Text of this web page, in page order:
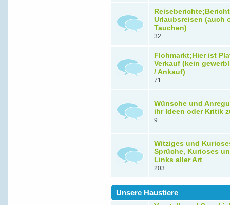
Urlaubsreisen (auch
Tauchen)
32
Flohmarkt;Hier ist
Verkauf (kein
/ Ankauf)
71
Wünsche und
ihr Ideen oder Kritik
9
Witziges und
Sprüche, Kurioses
Links aller Art
203
Unsere Haustiere